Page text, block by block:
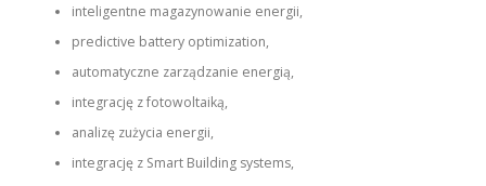
inteligentne magazynowanie energii,
predictive battery optimization,
automatyczne zarządzanie energią,
integrację z fotowoltaiką,
analizę zużycia energii,
integrację z Smart Building systems,